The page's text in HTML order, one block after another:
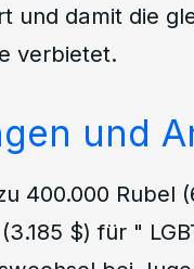
und damit die
verbietet.
und
400.000 Rubel
$) für "